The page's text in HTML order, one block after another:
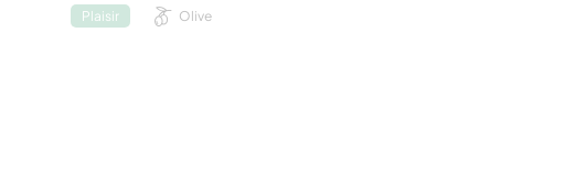
Plaisir Olive